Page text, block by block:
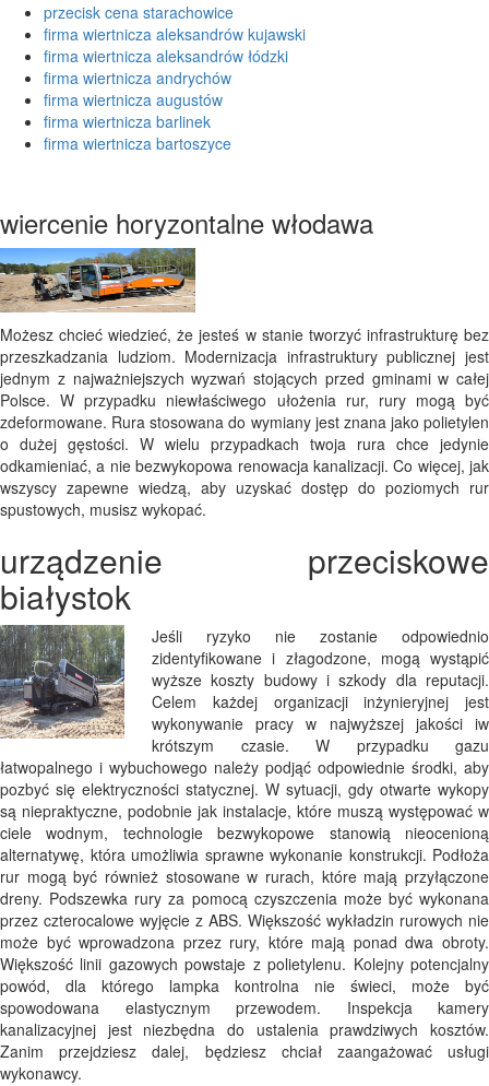
przecisk cena starachowice
firma wiertnicza aleksandrów kujawski
firma wiertnicza aleksandrów łódzki
firma wiertnicza andrychów
firma wiertnicza augustów
firma wiertnicza barlinek
firma wiertnicza bartoszyce
wiercenie horyzontalne włodawa
Możesz chcieć wiedzieć, że jesteś w stanie tworzyć infrastrukturę bez
przeszkadzania ludziom. Modernizacja infrastruktury publicznej jest
jednym z najważniejszych wyzwań stojących przed gminami w całej
Polsce. W przypadku niewłaściwego ułożenia rur, rury mogą być
zdeformowane. Rura stosowana do wymiany jest znana jako polietylen
o dużej gęstości. W wielu przypadkach twoja rura chce jedynie
odkamieniać, a nie bezwykopowa renowacja kanalizacji. Co więcej, jak
wszyscy zapewne wiedzą, aby uzyskać dostęp do poziomych rur
spustowych, musisz wykopać.
urządzenie przeciskowe
białystok
Jeśli ryzyko nie zostanie odpowiednio
zidentyfikowane i złagodzone, mogą wystąpić
wyższe koszty budowy i szkody dla reputacji.
Celem każdej organizacji inżynieryjnej jest
wykonywanie pracy w najwyższej jakości iw
krótszym czasie. W przypadku gazu
łatwopalnego i wybuchowego należy podjąć odpowiednie środki, aby
pozbyć się elektryczności statycznej. W sytuacji, gdy otwarte wykopy
są niepraktyczne, podobnie jak instalacje, które muszą występować w
ciele wodnym, technologie bezwykopowe stanowią nieocenioną
alternatywę, która umożliwia sprawne wykonanie konstrukcji. Podłoża
rur mogą być również stosowane w rurach, które mają przyłączone
dreny. Podszewka rury za pomocą czyszczenia może być wykonana
przez czterocalowe wyjęcie z ABS. Większość wykładzin rurowych nie
może być wprowadzona przez rury, które mają ponad dwa obroty.
Większość linii gazowych powstaje z polietylenu. Kolejny potencjalny
powód, dla którego lampka kontrolna nie świeci, może być
spowodowana elastycznym przewodem. Inspekcja kamery
kanalizacyjnej jest niezbędna do ustalenia prawdziwych kosztów.
Zanim przejdziesz dalej, będziesz chciał zaangażować usługi
wykonawcy.